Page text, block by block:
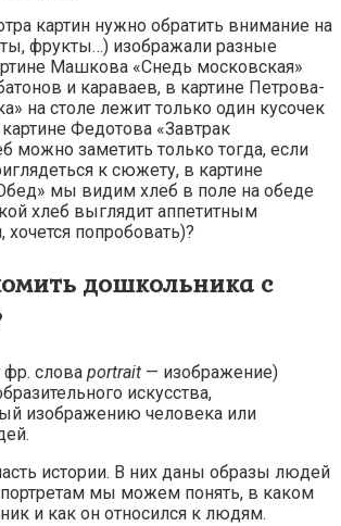
картин нужно обратить внимание на
фрукты…) изображали разные
Машкова «Снедь московская»
и караваев, в картине Петрова-
на столе лежит только один кусочек
Федотова «Завтрак
можно заметить только тогда, если
к сюжету, в картине
мы видим хлеб в поле на обеде
хлеб выглядит аппетитным
попробовать)?
дошкольника с
фр. слова portrait — изображение)
искусства,
изображению человека или
истории. В них даны образы людей
мы можем понять, в каком
и как он относился к людям.